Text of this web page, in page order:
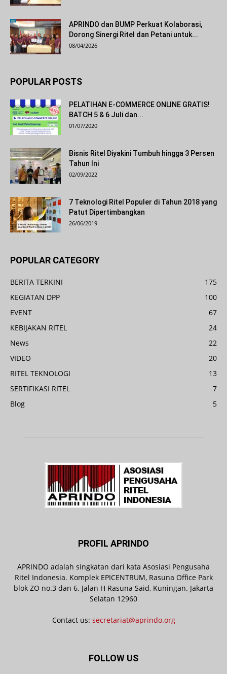
APRINDO dan BUMP Perkuat Kolaborasi,
Dorong Sinergi Ritel dan Petani untuk...
08/04/2026
POPULAR POSTS
PELATIHAN E-COMMERCE ONLINE GRATIS!
BATCH 5 & 6 Juli dan...
01/07/2020
Bisnis Ritel Diyakini Tumbuh hingga 3 Persen
Tahun Ini
02/09/2022
7 Teknologi Ritel Populer di Tahun 2018 yang
Patut Dipertimbangkan
26/06/2019
POPULAR CATEGORY
BERITA TERKINI
175
KEGIATAN DPP
100
EVENT
67
KEBIJAKAN RITEL
24
News
22
VIDEO
20
RITEL TEKNOLOGI
13
SERTIFIKASI RITEL
7
Blog
5
PROFIL APRINDO
APRINDO adalah singkatan dari kata Asosiasi Pengusaha
Ritel Indonesia. Komplek EPICENTRUM, Rasuna Office Park
blok ZO no.3 dan 6. Jalan H Rasuna Said, Kuningan. Jakarta
Selatan 12960
Contact us: secretariat@aprindo.org
FOLLOW US